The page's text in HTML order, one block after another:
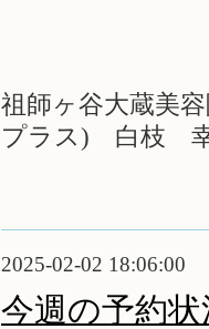
祖師ヶ谷大蔵美容
プラス) 白枝
2025-02-02 18:06:00
今週の予約